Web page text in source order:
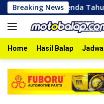
Skip
to
content
Breaking News
Agenda Tahunan IMB
Home Hasil Balap